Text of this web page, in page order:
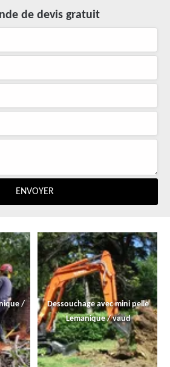
de devis gratuit
/
Dessouchage avec mini pelle
Lemanique / vaud